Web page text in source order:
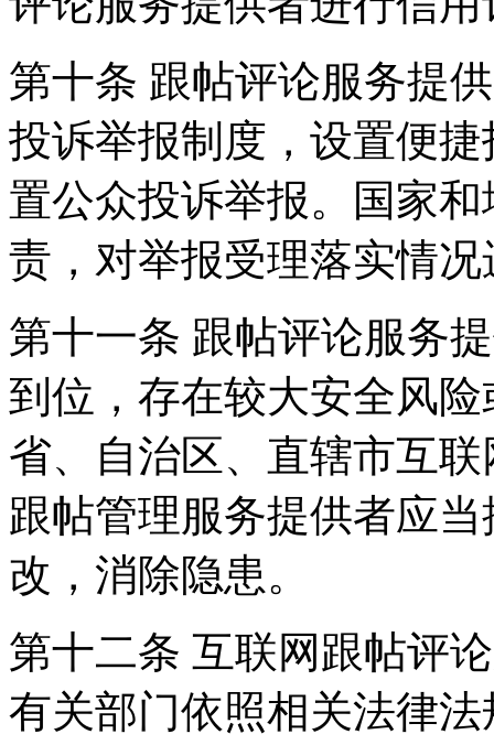
第十条 跟帖评论服务提
投诉举报制度，设置便
置公众投诉举报。国家
责，对举报受理落实情
第十一条 跟帖评论服务
到位，存在较大安全风
省、自治区、直辖市互
跟帖管理服务提供者应
改，消除隐患。
第十二条 互联网跟帖评
有关部门依照相关法律